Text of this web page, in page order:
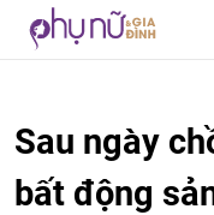
Sau ngày
bất động